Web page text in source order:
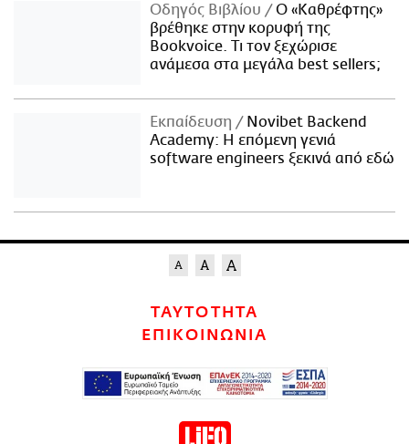
Οδηγός Βιβλίου
Ο «Καθρέφτης»
βρέθηκε στην κορυφή της
Bookvoice. Τι τον ξεχώρισε
ανάμεσα στα μεγάλα best sellers;
Εκπαίδευση
Novibet Backend
Academy: Η επόμενη γενιά
software engineers ξεκινά από εδώ
ΤΑΥΤΟΤΗΤΑ
ΕΠΙΚΟΙΝΩΝΙΑ